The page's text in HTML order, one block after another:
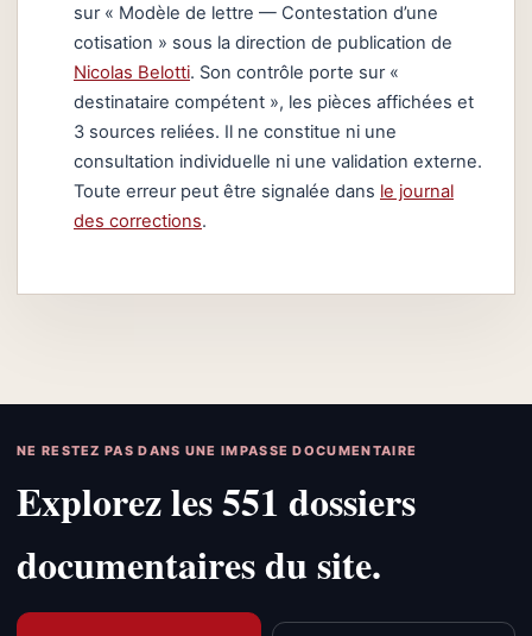
sur « Modèle de lettre — Contestation d’une
cotisation » sous la direction de publication de
Nicolas Belotti. Son contrôle porte sur «
destinataire compétent », les pièces affichées et
3 sources reliées. Il ne constitue ni une
consultation individuelle ni une validation externe.
Toute erreur peut être signalée dans le journal
des corrections.
NE RESTEZ PAS DANS UNE IMPASSE DOCUMENTAIRE
Explorez les 551 dossiers
documentaires du site.